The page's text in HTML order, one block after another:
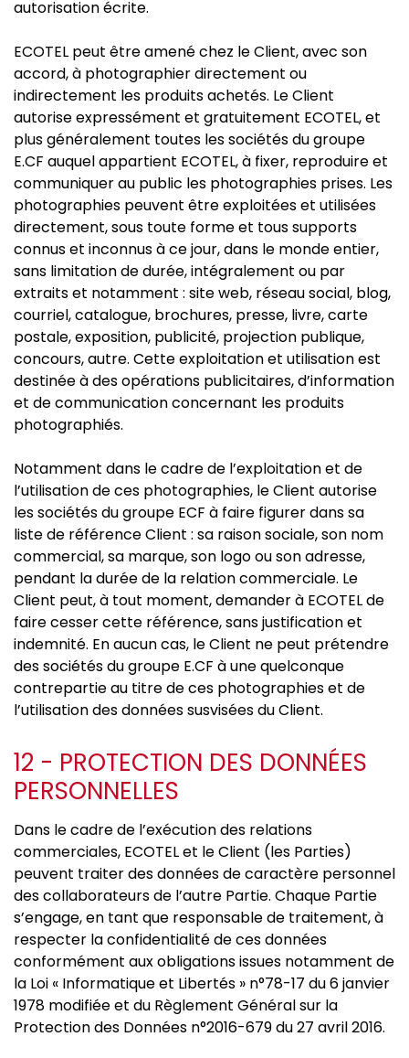
autorisation écrite.
ECOTEL peut être amené chez le Client, avec son
accord, à photographier directement ou
indirectement les produits achetés. Le Client
autorise expressément et gratuitement ECOTEL, et
plus généralement toutes les sociétés du groupe
E.CF auquel appartient ECOTEL, à fixer, reproduire et
communiquer au public les photographies prises. Les
photographies peuvent être exploitées et utilisées
directement, sous toute forme et tous supports
connus et inconnus à ce jour, dans le monde entier,
sans limitation de durée, intégralement ou par
extraits et notamment : site web, réseau social, blog,
courriel, catalogue, brochures, presse, livre, carte
postale, exposition, publicité, projection publique,
concours, autre. Cette exploitation et utilisation est
destinée à des opérations publicitaires, d’information
et de communication concernant les produits
photographiés.
Notamment dans le cadre de l’exploitation et de
l’utilisation de ces photographies, le Client autorise
les sociétés du groupe ECF à faire figurer dans sa
liste de référence Client : sa raison sociale, son nom
commercial, sa marque, son logo ou son adresse,
pendant la durée de la relation commerciale. Le
Client peut, à tout moment, demander à ECOTEL de
faire cesser cette référence, sans justification et
indemnité. En aucun cas, le Client ne peut prétendre
des sociétés du groupe E.CF à une quelconque
contrepartie au titre de ces photographies et de
l’utilisation des données susvisées du Client.
12 - PROTECTION DES DONNÉES
PERSONNELLES
Dans le cadre de l’exécution des relations
commerciales, ECOTEL et le Client (les Parties)
peuvent traiter des données de caractère personnel
des collaborateurs de l’autre Partie. Chaque Partie
s’engage, en tant que responsable de traitement, à
respecter la confidentialité de ces données
conformément aux obligations issues notamment de
la Loi « Informatique et Libertés » n°78-17 du 6 janvier
1978 modifiée et du Règlement Général sur la
Protection des Données n°2016-679 du 27 avril 2016.